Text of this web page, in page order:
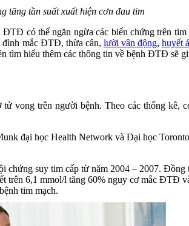
tăng tần suất xuất hiện cơn đau tim
có thể ngăn ngừa các biến chứng trên
đình mắc ĐTĐ, thừa cân, lười vận động, huyết
tìm hiểu thêm các thông tin về bệnh ĐTĐ sẽ
vong trên người bệnh. Theo các thống
đại học Health Network và Đại học
suy tim cấp từ năm 2004 – 2007.
6,1 mmol/l tăng 60% nguy cơ mắc ĐTĐ
tim mạch.